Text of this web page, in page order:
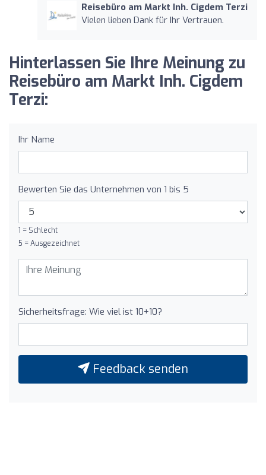
Reisebüro am Markt Inh. Cigdem Terzi
Vielen lieben Dank für Ihr Vertrauen.
Hinterlassen Sie Ihre Meinung zu
Reisebüro am Markt Inh. Cigdem
Terzi:
Ihr Name
Bewerten Sie das Unternehmen von 1 bis 5
1 = Schlecht
5 = Ausgezeichnet
Sicherheitsfrage: Wie viel ist 10+10?
Feedback senden